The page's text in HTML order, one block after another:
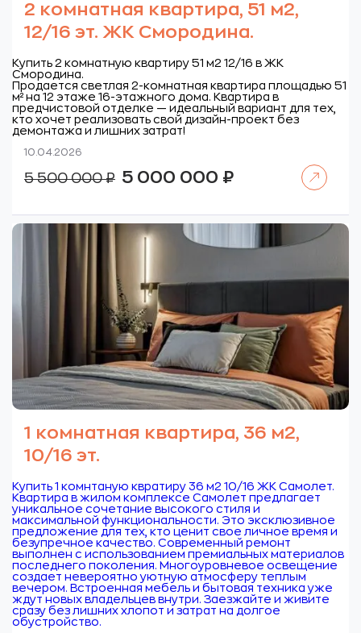
2 комнатная квартира, 51 м2,
12/16 эт. ЖК Смородина.
Купить 2 комнатную квартиру 51 м2 12/16 в ЖК
Смородина.
Продается светлая 2-комнатная квартира площадью 51
м² на 12 этаже 16-этажного дома. Квартира в
предчистовой отделке — идеальный вариант для тех,
кто хочет реализовать свой дизайн-проект без
демонтажа и лишних затрат!
10.04.2026
5 500 000₽
Первоначальная
цена
500
000 ₽.
5 000 000 ₽Текущая
000 ₽.
1 комнатная квартира, 36 м2,
10/16 эт.
Купить 1 комнтаную квратиру 36 м2 10/16 ЖК Самолет.
Квартира в жилом комплексе Самолет предлагает
уникальное сочетание высокого стиля и
максимальной функциональности. Это эксклюзивное
предложение для тех, кто ценит свое личное время и
безупречное качество. Современный ремонт
выполнен с использованием премиальных материалов
последнего поколения. Многоуровневое освещение
создает невероятно уютную атмосферу теплым
вечером. Встроенная мебель и бытовая техника уже
ждут новых владельцев внутри. Заезжайте и живите
сразу без лишних хлопот и затрат на долгое
обустройство.